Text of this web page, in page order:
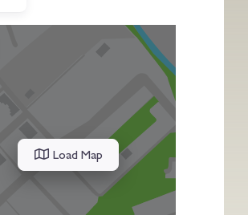
Load Map